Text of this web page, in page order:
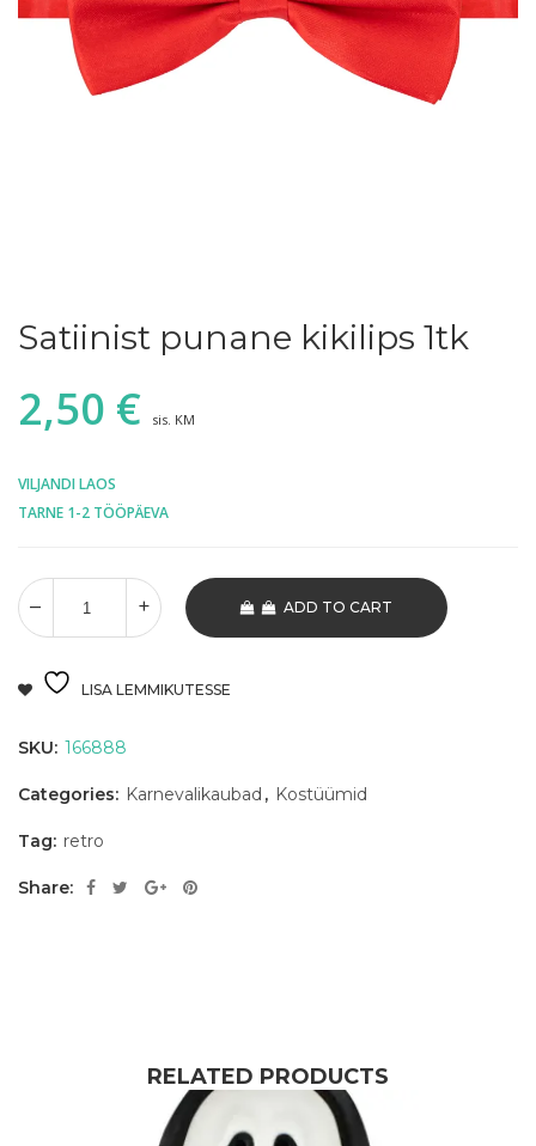
Satiinist punane kikilips 1tk
2,50 € sis. KM
VILJANDI LAOS
TARNE 1-2 TÖÖPÄEVA
ADD TO CART
LISA LEMMIKUTESSE
SKU: 166888
Categories: Karnevalikaubad , Kostüümid
Tag: retro
Share:
RELATED PRODUCTS